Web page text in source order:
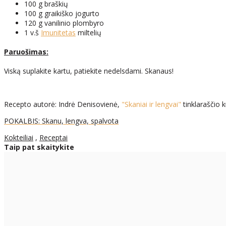
100 g braškių
100 g graikiško jogurto
120 g vanilinio plombyro
1 v.š Imunitetas miltelių
Paruošimas:
Viską suplakite kartu, patiekite nedelsdami. Skanaus!
Recepto autorė: Indrė Denisovienė, "Skaniai ir lengvai" tinklaraščio
POKALBIS: Skanu, lengva, spalvota
Kokteiliai , Receptai
Taip pat skaitykite